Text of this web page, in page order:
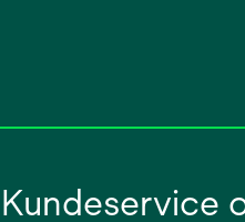
Kundeservice